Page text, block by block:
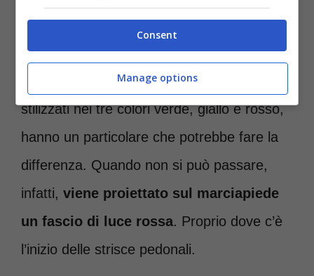
Nello specifico,a Padova si è deciso di
introdurre questi semaforiche, invece
che limitarsi alle semplici icone degli omini
stilizzati nei tre colori verde, giallo e rosso,
hanno un particolare che potrebbe fare la
differenza. Quando non si può passare,
infatti, viene proiettato sul marciapiede
un fascio di luce rossa. Proprio dove c’è
l’inizio delle strisce pedonali.
Consent
Manage options